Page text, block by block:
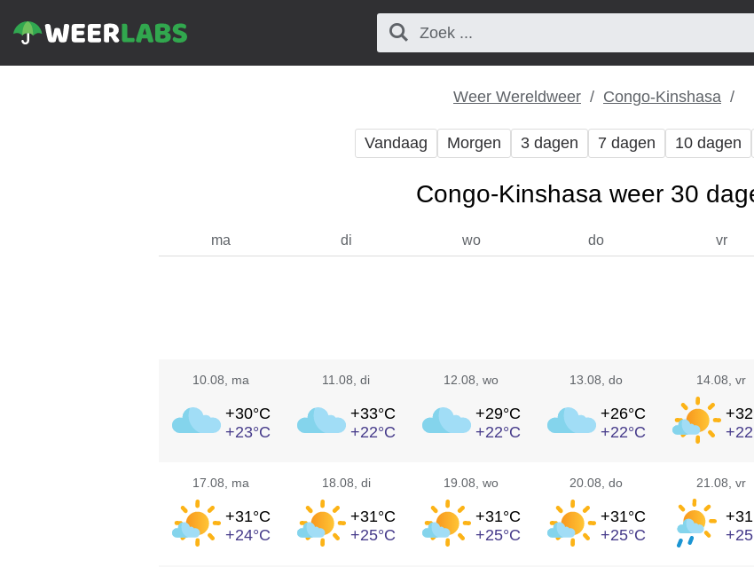
Weer Wereldweer Congo-Kinshasa
Vandaag Morgen 3 dagen 7 dagen 10 dagen
Congo-Kinshasa weer 30
ma di wo do vr
10.08 , ma
+30°C
+23°C
11.08 , di
+33°C
+22°C
12.08 , wo
+29°C
+22°C
13.08 , do
+26°C
+22°C
14.08 , vr
17.08 , ma
+31°C
+24°C
18.08 , di
+31°C
+25°C
19.08 , wo
+31°C
+25°C
20.08 , do
+31°C
+25°C
21.08 , vr